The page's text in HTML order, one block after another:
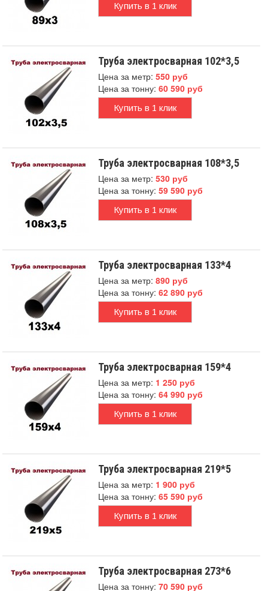
Купить в 1 клик
Труба электросварная 102*3,5
Цена за метр:550 руб
Цена за тонну:60 590 руб
Купить в 1 клик
Труба электросварная 108*3,5
Цена за метр:530 руб
Цена за тонну:59 590 руб
Купить в 1 клик
Труба электросварная 133*4
Цена за метр:890 руб
Цена за тонну:62 890 руб
Купить в 1 клик
Труба электросварная 159*4
Цена за метр: 1 250 руб
Цена за тонну:64 990 руб
Купить в 1 клик
Труба электросварная 219*5
Цена за метр: 1 900 руб
Цена за тонну:65 590 руб
Купить в 1 клик
Труба электросварная 273*6
Цена за тонну:70 590 руб